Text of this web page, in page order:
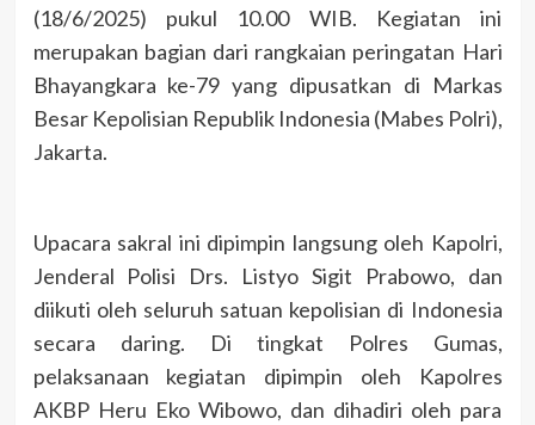
(18/6/2025) pukul 10.00 WIB. Kegiatan ini
merupakan bagian dari rangkaian peringatan Hari
Bhayangkara ke-79 yang dipusatkan di Markas
Besar Kepolisian Republik Indonesia (Mabes Polri),
Jakarta.
Upacara sakral ini dipimpin langsung oleh Kapolri,
Jenderal Polisi Drs. Listyo Sigit Prabowo, dan
diikuti oleh seluruh satuan kepolisian di Indonesia
secara daring. Di tingkat Polres Gumas,
pelaksanaan kegiatan dipimpin oleh Kapolres
AKBP Heru Eko Wibowo, dan dihadiri oleh para